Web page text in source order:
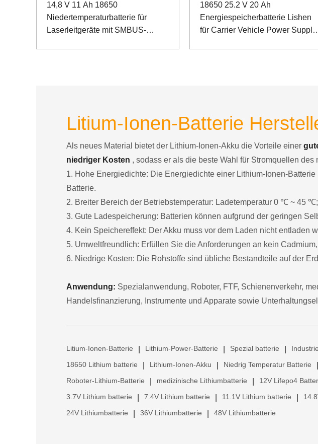
14,8 V 11 Ah 18650
Niedertemperaturbatterie für
Laserleitgeräte mit SMBUS-
18650 25.2 V 20 Ah
Energiespeicherbatterie Lishen
für Carrier Vehicle Power Supply
Litium-Ionen-Batterie
Als neues Material bietet der Lithium-Ionen-Akku die Vorteile einer
niedriger Kosten , sodass er als die beste Wahl für Stromquellen
1. Hohe Energiedichte: Die Energiedichte einer Lithium-Ionen-
Batterie.
2. Breiter Bereich der Betriebstemperatur: Ladetemperatur 0 ℃ ~ 45
3. Gute Ladespeicherung: Batterien können aufgrund der geringen
4. Kein Speichereffekt: Der Akku muss vor dem Laden nicht entladen
5. Umweltfreundlich: Erfüllen Sie die Anforderungen an kein
6. Niedrige Kosten: Die Rohstoffe sind übliche Bestandteile auf der
Anwendung: Spezialanwendung, Roboter, FTF, Schienenverkehr,
Handelsfinanzierung, Instrumente und Apparate sowie
Litium-Ionen-Batterie Lithium-Power-Batterie Spezial batterie
18650 Lithium batterie Lithium-Ionen-Akku Niedrig Temperatur Batterie
Roboter-Lithium-Batterie medizinische Lithiumbatterie 12V Lifepo4
3.7V Lithium batterie 7.4V Lithium batterie 11.1V Lithium batterie
24V Lithiumbatterie 36V Lithiumbatterie 48V Lithiumbatterie